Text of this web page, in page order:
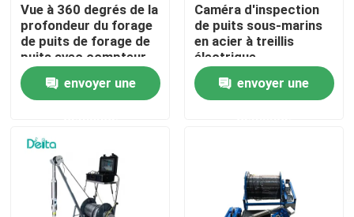
Contrôle de la qualité
Nous contacter
Équipement d'essai électrique
Matériel d'essai au feu
Vue à 360 degrés de la
profondeur du forage
de puits de forage de
puits avec compteur
de profondeur
envoyer une
Caméra d'inspection
de puits sous-marins
en acier à treillis
électrique
envoyer une